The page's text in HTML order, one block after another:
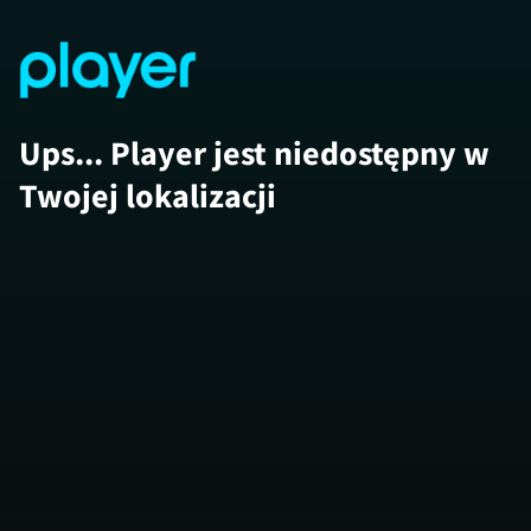
Ups... Player jest niedostępny w
Twojej lokalizacji